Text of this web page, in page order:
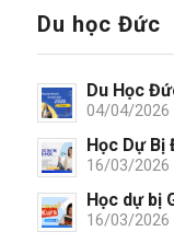
Du học Đức
Du Học
04/04/2026
Học Dự
16/03/2026
Học dự bị
16/03/2026